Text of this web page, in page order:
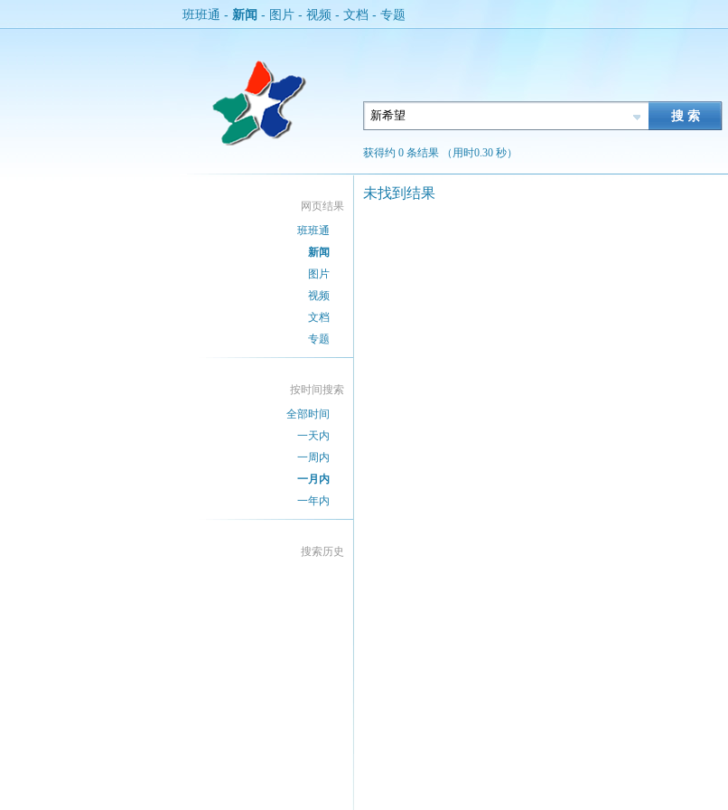
班班通 - 新闻 - 图片 - 视频 - 文档 - 专题
获得约 0 条结果 （用时0.30 秒）
网页结果
班班通
新闻
图片
视频
文档
专题
按时间搜索
全部时间
一天内
一周内
一月内
一年内
搜索历史
未找到结果